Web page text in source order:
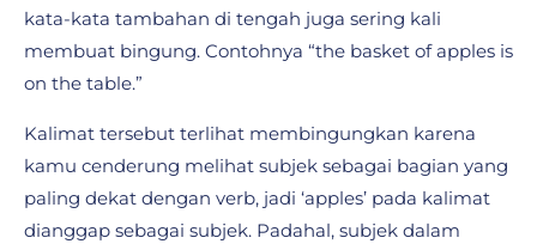
kata-kata tambahan di tengah juga sering kali
membuat bingung. Contohnya “the basket of apples is
on the table.”
Kalimat tersebut terlihat membingungkan karena
kamu cenderung melihat subjek sebagai bagian yang
paling dekat dengan verb, jadi ‘apples’ pada kalimat
dianggap sebagai subjek. Padahal, subjek dalam